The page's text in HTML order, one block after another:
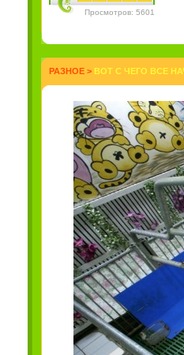
Просмотров: 5601
РАЗНОЕ > ВОТ С ЧЕГО ВСЕ